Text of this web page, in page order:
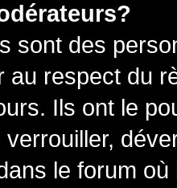
sont des
au respect du
Ils ont le
le forum